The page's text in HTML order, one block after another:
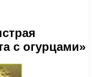
с огурцами»